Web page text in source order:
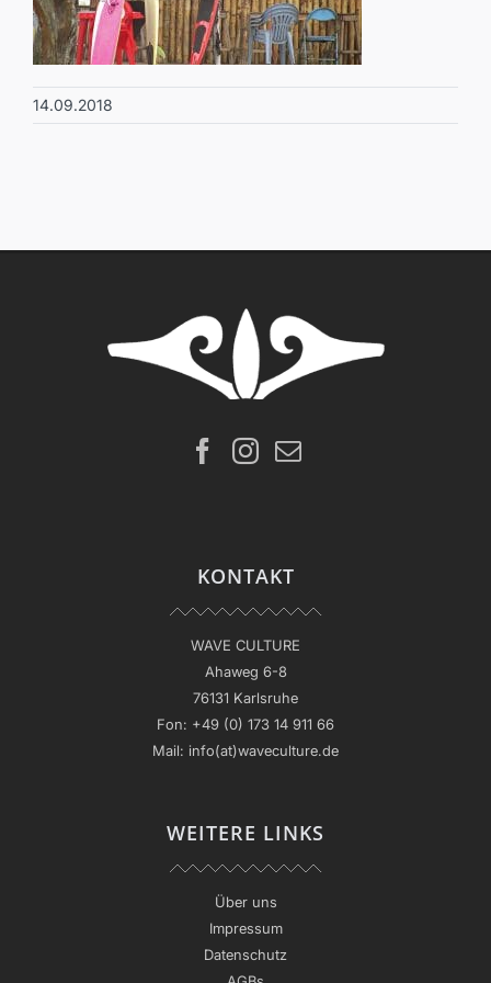
14.09.2018
KONTAKT
WAVE CULTURE
Ahaweg 6-8
76131 Karlsruhe
Fon: +49 (0) 173 14 911 66
Mail: info(at)waveculture.de
WEITERE LINKS
Über uns
Impressum
Datenschutz